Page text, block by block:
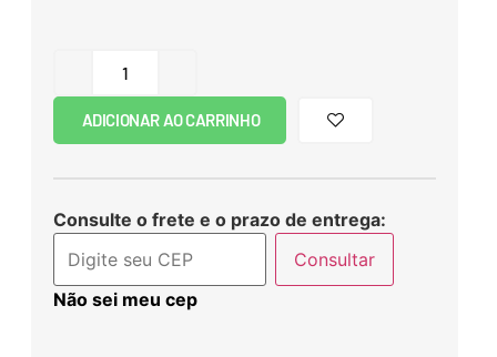
ADICIONAR AO CARRINHO
Consulte o frete e o prazo de entrega:
Consultar
Não sei meu cep